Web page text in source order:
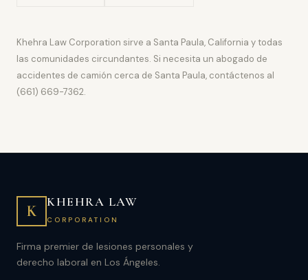
Khehra Law Corporation sirve a Santa Paula, California y todas
las comunidades circundantes. Si necesita un abogado de
accidentes de camión cerca de Santa Paula, contáctenos al
(661) 669-7362.
K
KHEHRA LAW
CORPORATION
Firma premier de lesiones personales y
derecho laboral en Los Ángeles.